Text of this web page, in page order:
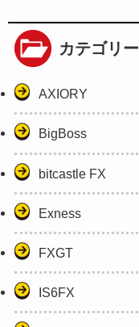
カテゴリー
AXIORY
BigBoss
bitcastle FX
Exness
FXGT
IS6FX